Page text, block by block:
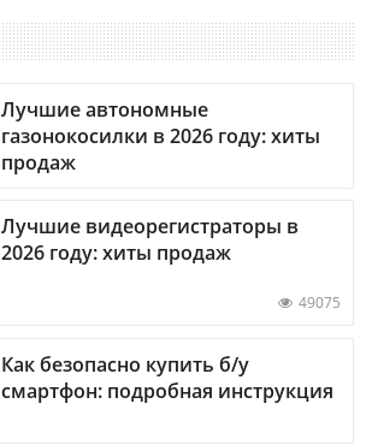
Лучшие автономные
газонокосилки в 2026 году: хиты
продаж
Лучшие видеорегистраторы в
2026 году: хиты продаж
49075
Как безопасно купить б/у
смартфон: подробная инструкция